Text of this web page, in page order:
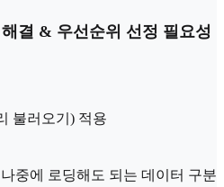
결 & 우선순위 선정 필요성
불러오기) 적용
중에 로딩해도 되는 데이터 구분